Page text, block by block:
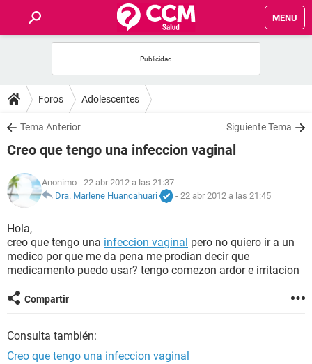
MENU
FOROS
SALUD
FAMILIA
NUTRICIÓN
BIENESTAR
SEXUALIDAD
GLOSARIO
Foros Adolescentes
Tema Anterior Siguiente Tema
Creo que tengo una infeccion vaginal
Anonimo - 22 abr 2012 a las 21:37
Dra. Marlene Huancahuari
- 22 abr 2012 a las 21:45
Hola,
creo que tengo una infeccion vaginal pero no quiero ir a un
medico por que me da pena me prodian decir que
medicamento puedo usar? tengo comezon ardor e irritacion
Compartir
Consulta también:
Creo que tengo una infeccion vaginal